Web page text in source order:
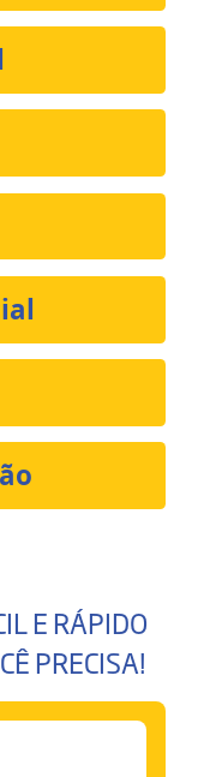
E RÁPIDO
PRECISA!